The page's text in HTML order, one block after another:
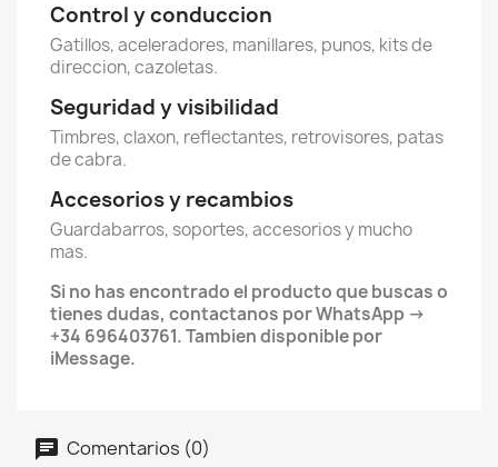
Control y conduccion
Gatillos, aceleradores, manillares, punos, kits de
direccion, cazoletas.
Seguridad y visibilidad
Timbres, claxon, reflectantes, retrovisores, patas
de cabra.
Accesorios y recambios
Guardabarros, soportes, accesorios y mucho
mas.
Si no has encontrado el producto que buscas o
tienes dudas, contactanos por WhatsApp →
+34 696403761. Tambien disponible por
iMessage.
Comentarios (0)